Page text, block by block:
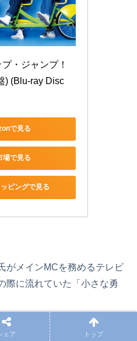
・ジャンプ！
) (Blu-ray Disc
で見る
場で見る
ピングで見る
がメインMCを務めるテレビ
際に流れていた「小さな勇
ェア トップ